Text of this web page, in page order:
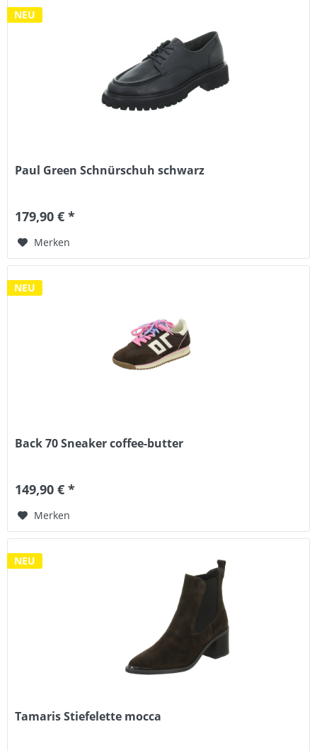
NEU
Paul Green Schnürschuh schwarz
179,90 € *
Merken
NEU
Back 70 Sneaker coffee-butter
149,90 € *
Merken
NEU
Tamaris Stiefelette mocca